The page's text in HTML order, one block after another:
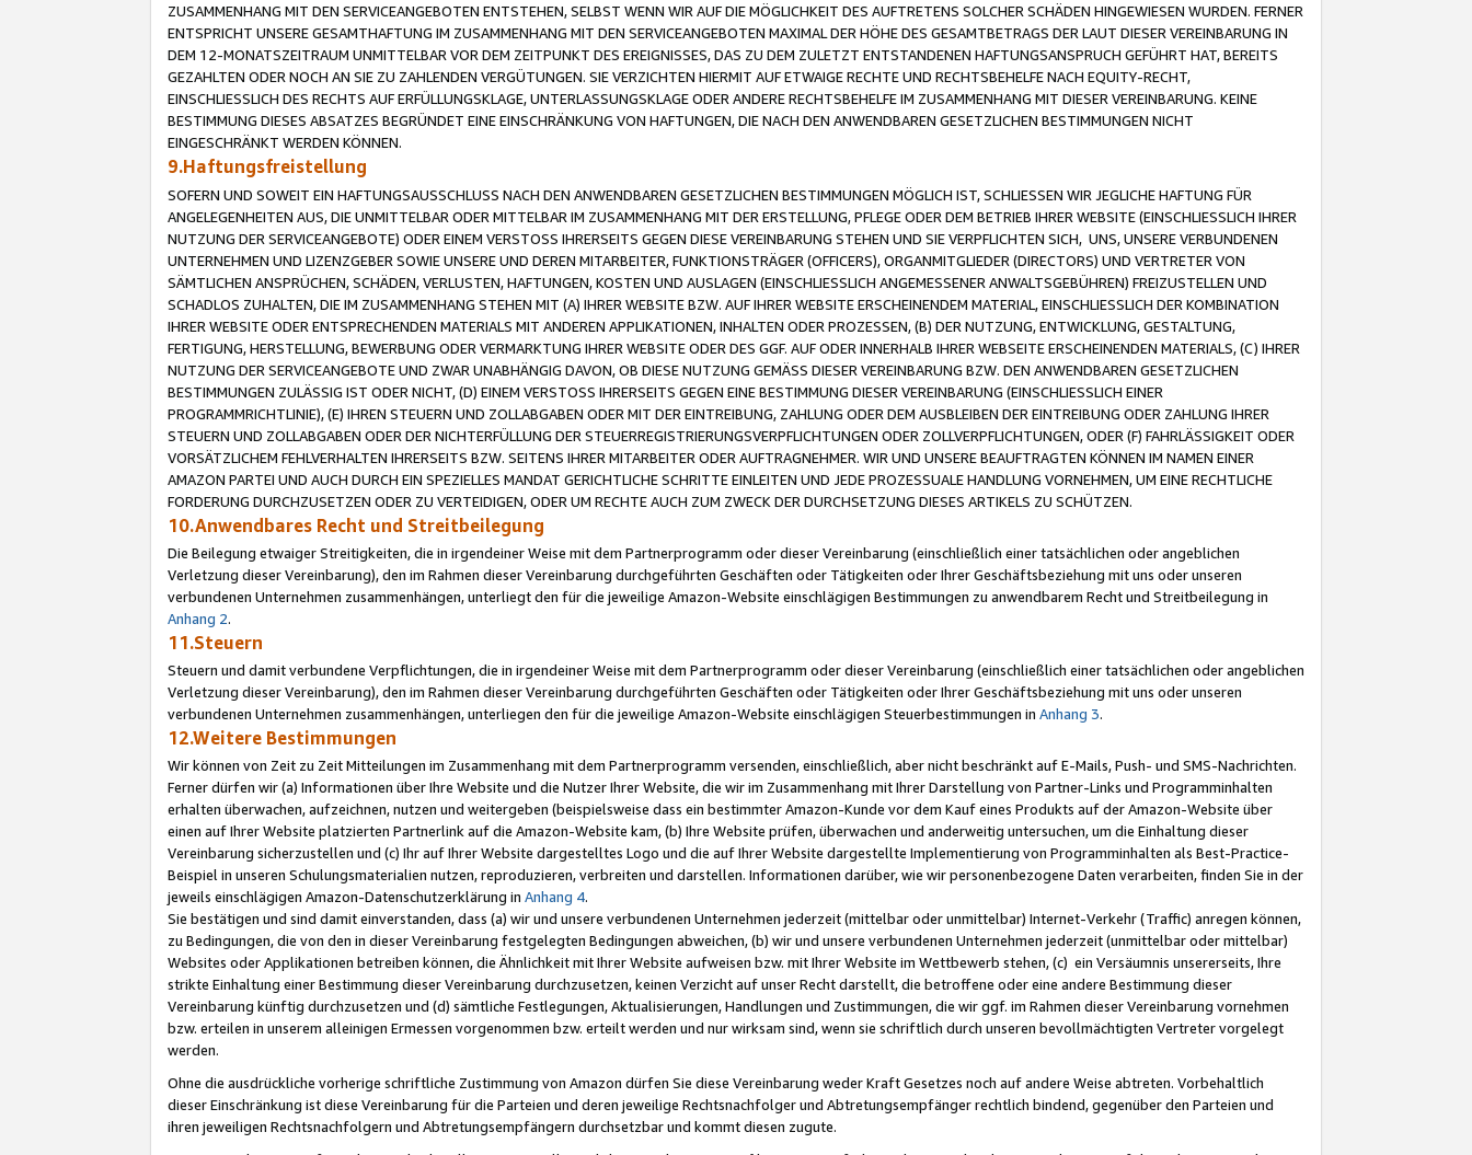
ZUSAMMENHANG MIT DEN SERVICEANGEBOTEN ENTSTEHEN, SELBST WENN WIR AUF DIE MÖGLICHKEIT DES AUFTRETENS SOLCHER SCHÄDEN HINGEWIESEN WURDEN. FERNER
ENTSPRICHT UNSERE GESAMTHAFTUNG IM ZUSAMMENHANG MIT DEN SERVICEANGEBOTEN MAXIMAL DER HÖHE DES GESAMTBETRAGS DER LAUT DIESER VEREINBARUNG IN
DEM 12-MONATSZEITRAUM UNMITTELBAR VOR DEM ZEITPUNKT DES EREIGNISSES, DAS ZU DEM ZULETZT ENTSTANDENEN HAFTUNGSANSPRUCH GEFÜHRT HAT, BEREITS
GEZAHLTEN ODER NOCH AN SIE ZU ZAHLENDEN VERGÜTUNGEN. SIE VERZICHTEN HIERMIT AUF ETWAIGE RECHTE UND RECHTSBEHELFE NACH EQUITY-RECHT,
EINSCHLIESSLICH DES RECHTS AUF ERFÜLLUNGSKLAGE, UNTERLASSUNGSKLAGE ODER ANDERE RECHTSBEHELFE IM ZUSAMMENHANG MIT DIESER VEREINBARUNG. KEINE
BESTIMMUNG DIESES ABSATZES BEGRÜNDET EINE EINSCHRÄNKUNG VON HAFTUNGEN, DIE NACH DEN ANWENDBAREN GESETZLICHEN BESTIMMUNGEN NICHT
EINGESCHRÄNKT WERDEN KÖNNEN.
9.Haftungsfreistellung
SOFERN UND SOWEIT EIN HAFTUNGSAUSSCHLUSS NACH DEN ANWENDBAREN GESETZLICHEN BESTIMMUNGEN MÖGLICH IST, SCHLIESSEN WIR JEGLICHE HAFTUNG FÜR
ANGELEGENHEITEN AUS, DIE UNMITTELBAR ODER MITTELBAR IM ZUSAMMENHANG MIT DER ERSTELLUNG, PFLEGE ODER DEM BETRIEB IHRER WEBSITE (EINSCHLIESSLICH IHRER
NUTZUNG DER SERVICEANGEBOTE) ODER EINEM VERSTOSS IHRERSEITS GEGEN DIESE VEREINBARUNG STEHEN UND SIE VERPFLICHTEN SICH, UNS, UNSERE VERBUNDENEN
UNTERNEHMEN UND LIZENZGEBER SOWIE UNSERE UND DEREN MITARBEITER, FUNKTIONSTRÄGER (OFFICERS), ORGANMITGLIEDER (DIRECTORS) UND VERTRETER VON
SÄMTLICHEN ANSPRÜCHEN, SCHÄDEN, VERLUSTEN, HAFTUNGEN, KOSTEN UND AUSLAGEN (EINSCHLIESSLICH ANGEMESSENER ANWALTSGEBÜHREN) FREIZUSTELLEN UND
SCHADLOS ZUHALTEN, DIE IM ZUSAMMENHANG STEHEN MIT (A) IHRER WEBSITE BZW. AUF IHRER WEBSITE ERSCHEINENDEM MATERIAL, EINSCHLIESSLICH DER KOMBINATION
IHRER WEBSITE ODER ENTSPRECHENDEN MATERIALS MIT ANDEREN APPLIKATIONEN, INHALTEN ODER PROZESSEN, (B) DER NUTZUNG, ENTWICKLUNG, GESTALTUNG,
FERTIGUNG, HERSTELLUNG, BEWERBUNG ODER VERMARKTUNG IHRER WEBSITE ODER DES GGF. AUF ODER INNERHALB IHRER WEBSEITE ERSCHEINENDEN MATERIALS, (C) IHRER
NUTZUNG DER SERVICEANGEBOTE UND ZWAR UNABHÄNGIG DAVON, OB DIESE NUTZUNG GEMÄSS DIESER VEREINBARUNG BZW. DEN ANWENDBAREN GESETZLICHEN
BESTIMMUNGEN ZULÄSSIG IST ODER NICHT, (D) EINEM VERSTOSS IHRERSEITS GEGEN EINE BESTIMMUNG DIESER VEREINBARUNG (EINSCHLIESSLICH EINER
PROGRAMMRICHTLINIE), (E) IHREN STEUERN UND ZOLLABGABEN ODER MIT DER EINTREIBUNG, ZAHLUNG ODER DEM AUSBLEIBEN DER EINTREIBUNG ODER ZAHLUNG IHRER
STEUERN UND ZOLLABGABEN ODER DER NICHTERFÜLLUNG DER STEUERREGISTRIERUNGSVERPFLICHTUNGEN ODER ZOLLVERPFLICHTUNGEN, ODER (F) FAHRLÄSSIGKEIT ODER
VORSÄTZLICHEM FEHLVERHALTEN IHRERSEITS BZW. SEITENS IHRER MITARBEITER ODER AUFTRAGNEHMER. WIR UND UNSERE BEAUFTRAGTEN KÖNNEN IM NAMEN EINER
AMAZON PARTEI UND AUCH DURCH EIN SPEZIELLES MANDAT GERICHTLICHE SCHRITTE EINLEITEN UND JEDE PROZESSUALE HANDLUNG VORNEHMEN, UM EINE RECHTLICHE
FORDERUNG DURCHZUSETZEN ODER ZU VERTEIDIGEN, ODER UM RECHTE AUCH ZUM ZWECK DER DURCHSETZUNG DIESES ARTIKELS ZU SCHÜTZEN.
10.Anwendbares Recht und Streitbeilegung
Die Beilegung etwaiger Streitigkeiten, die in irgendeiner Weise mit dem Partnerprogramm oder dieser Vereinbarung (einschließlich einer tatsächlichen oder angeblichen
Verletzung dieser Vereinbarung), den im Rahmen dieser Vereinbarung durchgeführten Geschäften oder Tätigkeiten oder Ihrer Geschäftsbeziehung mit uns oder unseren
verbundenen Unternehmen zusammenhängen, unterliegt den für die jeweilige Amazon-Website einschlägigen Bestimmungen zu anwendbarem Recht und Streitbeilegung in
Anhang 2.
11.Steuern
Steuern und damit verbundene Verpflichtungen, die in irgendeiner Weise mit dem Partnerprogramm oder dieser Vereinbarung (einschließlich einer tatsächlichen oder angeblichen
Verletzung dieser Vereinbarung), den im Rahmen dieser Vereinbarung durchgeführten Geschäften oder Tätigkeiten oder Ihrer Geschäftsbeziehung mit uns oder unseren
verbundenen Unternehmen zusammenhängen, unterliegen den für die jeweilige Amazon-Website einschlägigen Steuerbestimmungen in Anhang 3.
12.Weitere Bestimmungen
Wir können von Zeit zu Zeit Mitteilungen im Zusammenhang mit dem Partnerprogramm versenden, einschließlich, aber nicht beschränkt auf E-Mails, Push- und SMS-Nachrichten.
Ferner dürfen wir (a) Informationen über Ihre Website und die Nutzer Ihrer Website, die wir im Zusammenhang mit Ihrer Darstellung von Partner-Links und Programminhalten
erhalten überwachen, aufzeichnen, nutzen und weitergeben (beispielsweise dass ein bestimmter Amazon-Kunde vor dem Kauf eines Produkts auf der Amazon-Website über
einen auf Ihrer Website platzierten Partnerlink auf die Amazon-Website kam, (b) Ihre Website prüfen, überwachen und anderweitig untersuchen, um die Einhaltung dieser
Vereinbarung sicherzustellen und (c) Ihr auf Ihrer Website dargestelltes Logo und die auf Ihrer Website dargestellte Implementierung von Programminhalten als Best-Practice-
Beispiel in unseren Schulungsmaterialien nutzen, reproduzieren, verbreiten und darstellen. Informationen darüber, wie wir personenbezogene Daten verarbeiten, finden Sie in der
jeweils einschlägigen Amazon-Datenschutzerklärung in Anhang 4.
Sie bestätigen und sind damit einverstanden, dass (a) wir und unsere verbundenen Unternehmen jederzeit (mittelbar oder unmittelbar) Internet-Verkehr (Traffic) anregen können,
zu Bedingungen, die von den in dieser Vereinbarung festgelegten Bedingungen abweichen, (b) wir und unsere verbundenen Unternehmen jederzeit (unmittelbar oder mittelbar)
Websites oder Applikationen betreiben können, die Ähnlichkeit mit Ihrer Website aufweisen bzw. mit Ihrer Website im Wettbewerb stehen, (c) ein Versäumnis unsererseits, Ihre
strikte Einhaltung einer Bestimmung dieser Vereinbarung durchzusetzen, keinen Verzicht auf unser Recht darstellt, die betroffene oder eine andere Bestimmung dieser
Vereinbarung künftig durchzusetzen und (d) sämtliche Festlegungen, Aktualisierungen, Handlungen und Zustimmungen, die wir ggf. im Rahmen dieser Vereinbarung vornehmen
bzw. erteilen in unserem alleinigen Ermessen vorgenommen bzw. erteilt werden und nur wirksam sind, wenn sie schriftlich durch unseren bevollmächtigten Vertreter vorgelegt
werden.
Ohne die ausdrückliche vorherige schriftliche Zustimmung von Amazon dürfen Sie diese Vereinbarung weder Kraft Gesetzes noch auf andere Weise abtreten. Vorbehaltlich
dieser Einschränkung ist diese Vereinbarung für die Parteien und deren jeweilige Rechtsnachfolger und Abtretungsempfänger rechtlich bindend, gegenüber den Parteien und
ihren jeweiligen Rechtsnachfolgern und Abtretungsempfängern durchsetzbar und kommt diesen zugute.